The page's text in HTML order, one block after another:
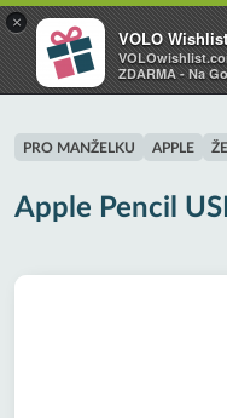
VOLO
Váš online wishlist
×
VOLO Wishlist
ZDARMA - Na
PRO MANŽELKU APPLE
Apple Pencil